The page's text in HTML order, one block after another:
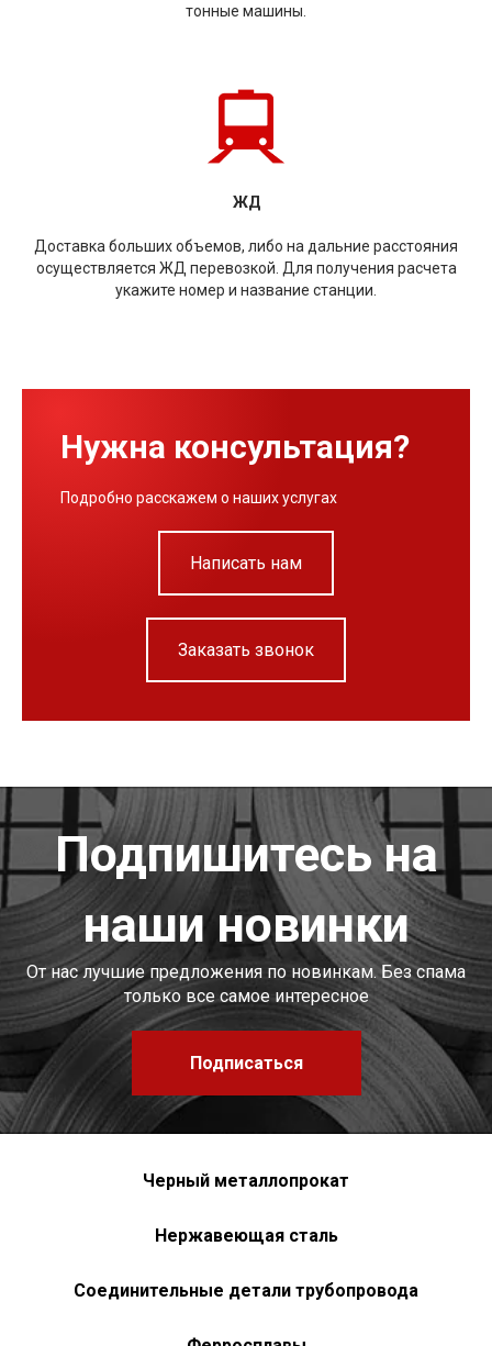
тонные машины.
ЖД
Доставка больших объемов, либо на дальние расстояния
осуществляется ЖД перевозкой. Для получения расчета
укажите номер и название станции.
Нужна консультация?
Подробно расскажем о наших услугах
Написать нам
Заказать звонок
Подпишитесь на
наши новинки
От нас лучшие предложения по новинкам. Без спама
только все самое интересное
Подписаться
Черный металлопрокат
Нержавеющая сталь
Соединительные детали трубопровода